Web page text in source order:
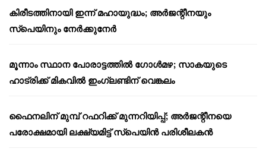
കിരീടത്തിനായി ഇന്ന് മഹായുദ്ധം; അർജന്റീനയും
സ്പെയിനും നേർക്കുനേർ
മൂന്നാം സ്ഥാന പോരാട്ടത്തിൽ ഗോൾമഴ; സാകയുടെ
ഹാട്രിക്ക് മികവിൽ ഇംഗ്ലണ്ടിന് വെങ്കലം
ഫൈനലിന് മുമ്പ് റഫറിക്ക് മുന്നറിയിപ്പ്; അർജന്റീനയെ
പരോക്ഷമായി ലക്ഷ്യമിട്ട് സ്പെയിൻ പരിശീലകൻ